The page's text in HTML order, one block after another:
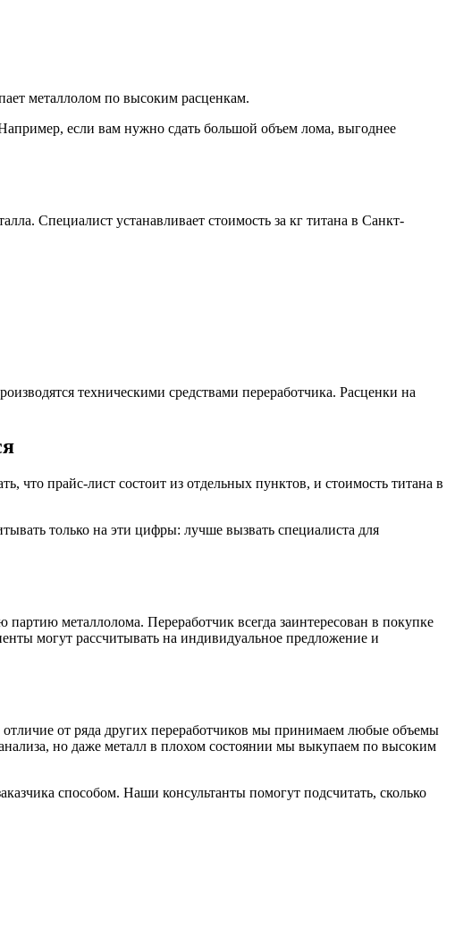
металлолом по высоким расценкам.
если вам нужно сдать большой объем лома, выгоднее
Специалист устанавливает стоимость за кг титана в Санкт-
техническими средствами переработчика. Расценки на
прайс-лист состоит из отдельных пунктов, и стоимость титана в
только на эти цифры: лучше вызвать специалиста для
металлолома. Переработчик всегда заинтересован в покупке
могут рассчитывать на индивидуальное предложение и
от ряда других переработчиков мы принимаем любые объемы
но даже металл в плохом состоянии мы выкупаем по высоким
способом. Наши консультанты помогут подсчитать, сколько